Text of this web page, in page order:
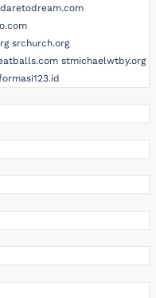
srchurch.org
stmichaelwtby.org